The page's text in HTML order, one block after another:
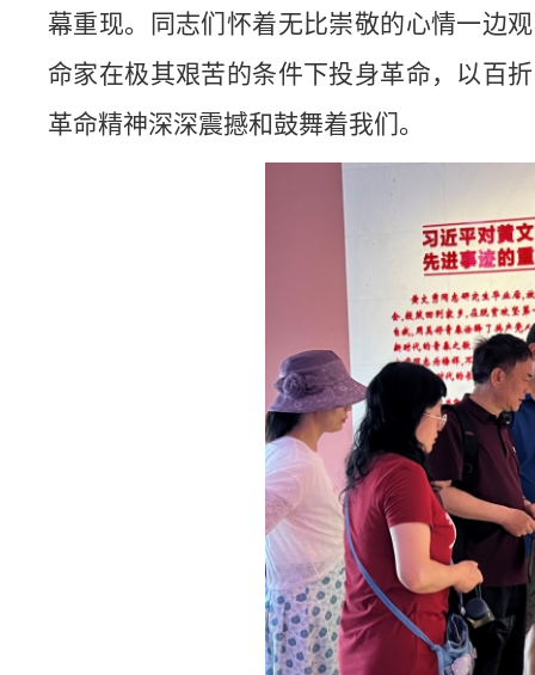
幕重现。同志们怀着无比崇敬的心情一边
命家在极其艰苦的条件下投身革命，以百
革命精神深深震撼和鼓舞着我们。